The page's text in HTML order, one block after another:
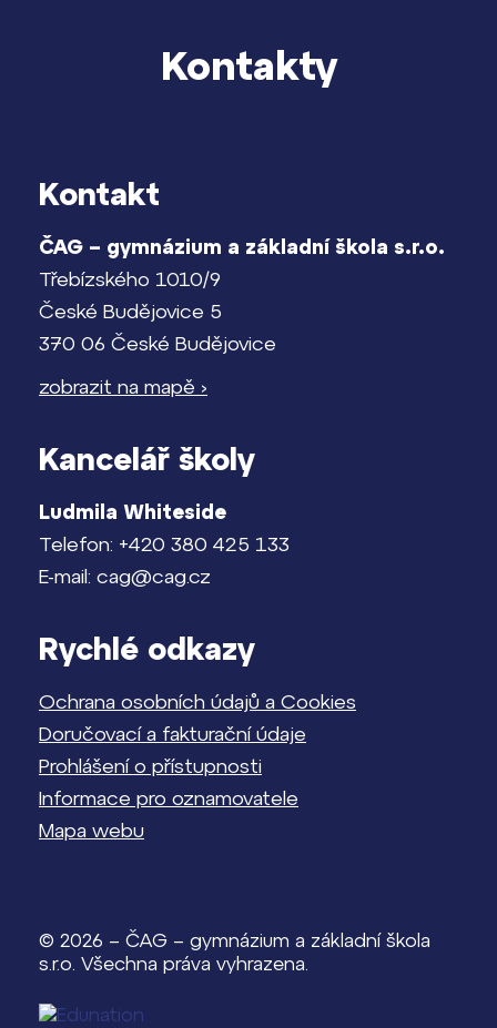
Kontakty
Kontakt
ČAG – gymnázium a základní škola s.r.o.
Třebízského 1010/9
České Budějovice 5
370 06 České Budějovice
zobrazit na mapě ›
Kancelář školy
Ludmila Whiteside
Telefon: +420 380 425 133
E-mail: cag@cag.cz
Rychlé odkazy
Ochrana osobních údajů a Cookies
Doručovací a fakturační údaje
Prohlášení o přístupnosti
Informace pro oznamovatele
Mapa webu
© 2026 – ČAG – gymnázium a základní škola
s.r.o. Všechna práva vyhrazena.